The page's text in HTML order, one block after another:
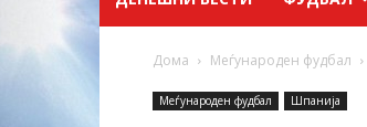
Дома Меѓународен фудбал
Меѓународен фудбал Шпанија